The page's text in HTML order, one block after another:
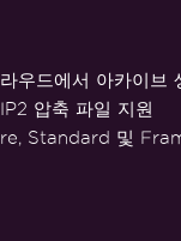
우드에서 아카이브
압축 파일 지원
Standard 및